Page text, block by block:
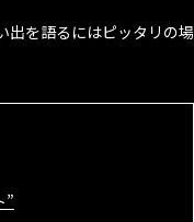
出を語るにはピッタリの場
”